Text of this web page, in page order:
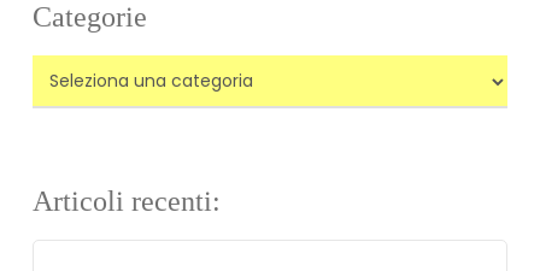
Categorie
Categorie
Articoli recenti: